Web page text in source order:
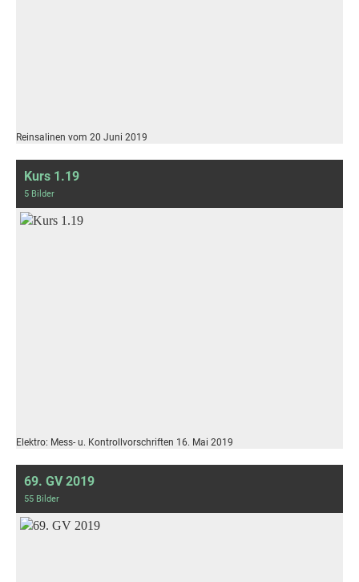
Reinsalinen vom 20 Juni 2019
Kurs 1.19
5 Bilder
Elektro: Mess- u. Kontrollvorschriften 16. Mai 2019
69. GV 2019
55 Bilder